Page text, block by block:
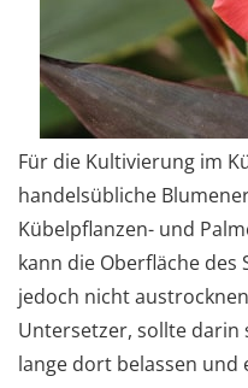
Für die Kultivierung im
handelsübliche
Kübelpflanzen- und
kann die Oberfläche
jedoch nicht
Untersetzer, sollte darin
lange dort belassen